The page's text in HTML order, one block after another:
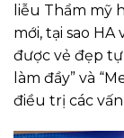
liễu Thẩm mỹ
mới, tại sao HA
được vẻ đẹp
làm đầy” và
điều trị các vấn